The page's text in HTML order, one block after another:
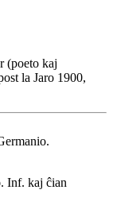
(poeto kaj
la Jaro 1900,
Inf. kaj ĉian